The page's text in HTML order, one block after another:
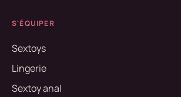
S'ÉQUIPER
Sextoys
Lingerie
Sextoy anal